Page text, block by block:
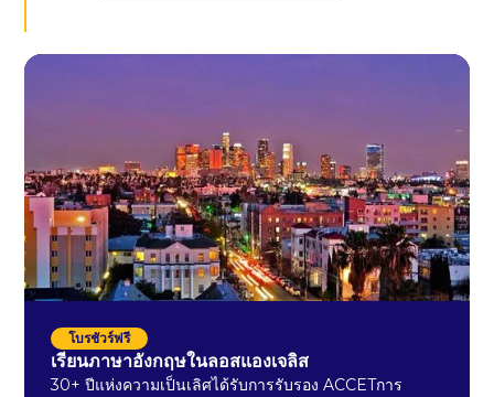
โบรชัวร์ฟรี
เรียนภาษาอังกฤษในลอสแองเจลิส
30+ ปีแห่งความเป็นเลิศได้รับการรับรอง ACCETการ